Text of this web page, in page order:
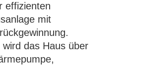
effizienten
mit
wird das Haus über